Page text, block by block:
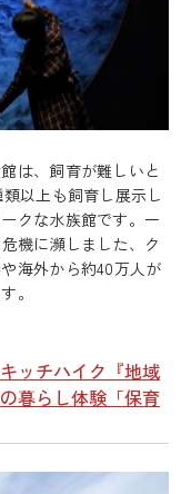
は、飼育が難しいと
以上も飼育し展示し
クな水族館です。一
機に瀕しました、ク
海外から約40万人が
。
ッチハイク『地域
暮らし体験「保育